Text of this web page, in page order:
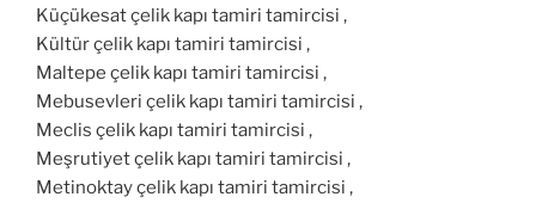
Küçükesat çelik kapı tamiri tamircisi ,
Kültür çelik kapı tamiri tamircisi ,
Maltepe çelik kapı tamiri tamircisi ,
Mebusevleri çelik kapı tamiri tamircisi ,
Meclis çelik kapı tamiri tamircisi ,
Meşrutiyet çelik kapı tamiri tamircisi ,
Metinoktay çelik kapı tamiri tamircisi ,